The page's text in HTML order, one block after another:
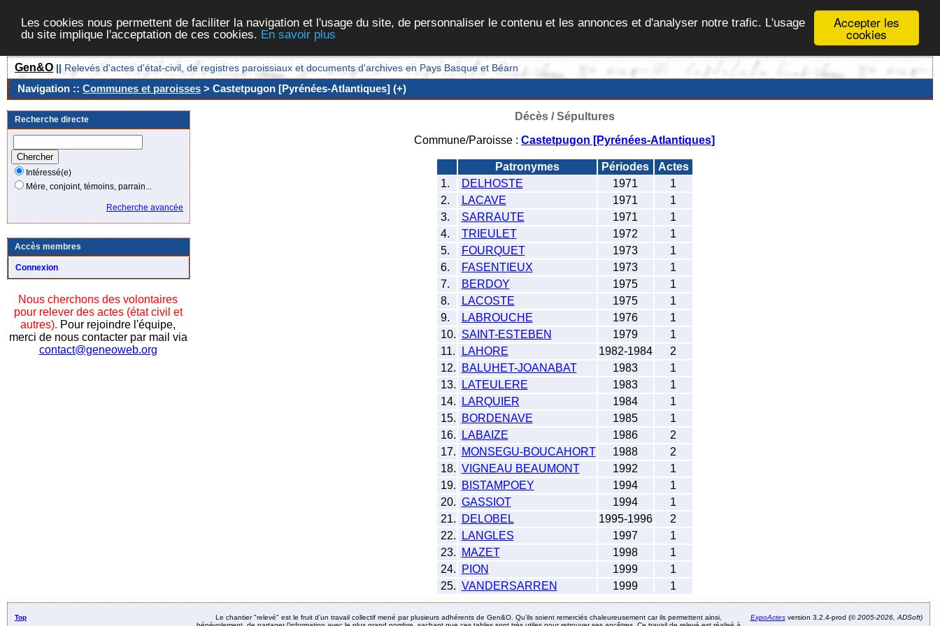
Accepter les
cookies
Les cookies nous permettent de faciliter la navigation et l'usage du site, de personnaliser le contenu et les annonces et d'analyser notre trafic. L'usage
du site implique l'acceptation de ces cookies. En savoir plus
Gen&O || Relevés d'actes d'état-civil, de registres paroissiaux et documents d'archives en Pays Basque et Béarn
Navigation :: Communes et paroisses > Castetpugon [Pyrénées-Atlantiques] (+)
Recherche directe
Intéressé(e)
Mère, conjoint, témoins, parrain...
Recherche avancée
Accès membres
Connexion
Nous cherchons des volontaires
pour relever des actes (état civil et
autres). Pour rejoindre l'équipe,
merci de nous contacter par mail via
contact@geneoweb.org
Décès / Sépultures
Commune/Paroisse : Castetpugon [Pyrénées-Atlantiques]
Patronymes Périodes
Actes
1.
DELHOSTE 1971
1
2.
LACAVE 1971
1
3.
SARRAUTE 1971
1
4.
TRIEULET 1972
1
5.
FOURQUET 1973
1
6.
FASENTIEUX 1973
1
7.
BERDOY 1975
1
8.
LACOSTE 1975
1
9.
LABROUCHE 1976
1
10. SAINT-ESTEBEN 1979
1
11.
LAHORE 1982-1984
2
12.
BALUHET-JOANABAT 1983
1
13.
LATEULERE 1983
1
14.
LARQUIER 1984
1
15.
BORDENAVE 1985
1
16.
LABAIZE 1986
2
17.
MONSEGU-BOUCAHORT 1988
2
18. VIGNEAU BEAUMONT 1992
1
19.
BISTAMPOEY 1994
1
20. GASSIOT 1994
1
21.
DELOBEL 1995-1996
2
22.
LANGLES 1997
1
23.
MAZET 1998
1
24.
PION 1999
1
25. VANDERSARREN 1999 1
Top
Le chantier "relevé" est le fruit d’un travail collectif mené par plusieurs adhérents de Gen&O. Qu’ils soient remerciés chaleureusement car ils permettent ainsi,
ExpoActesversion 3.2.4-prod (©2005-2026, ADSoft)